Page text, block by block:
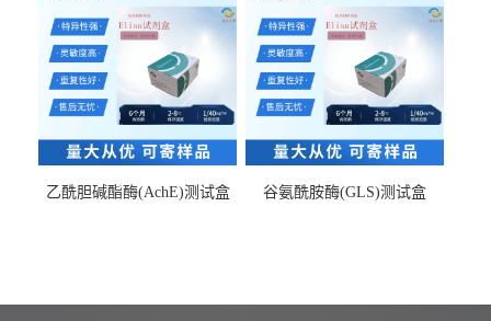
乙酰胆碱酯酶(AchE)测试盒 谷氨酰胺酶(GLS)测试盒